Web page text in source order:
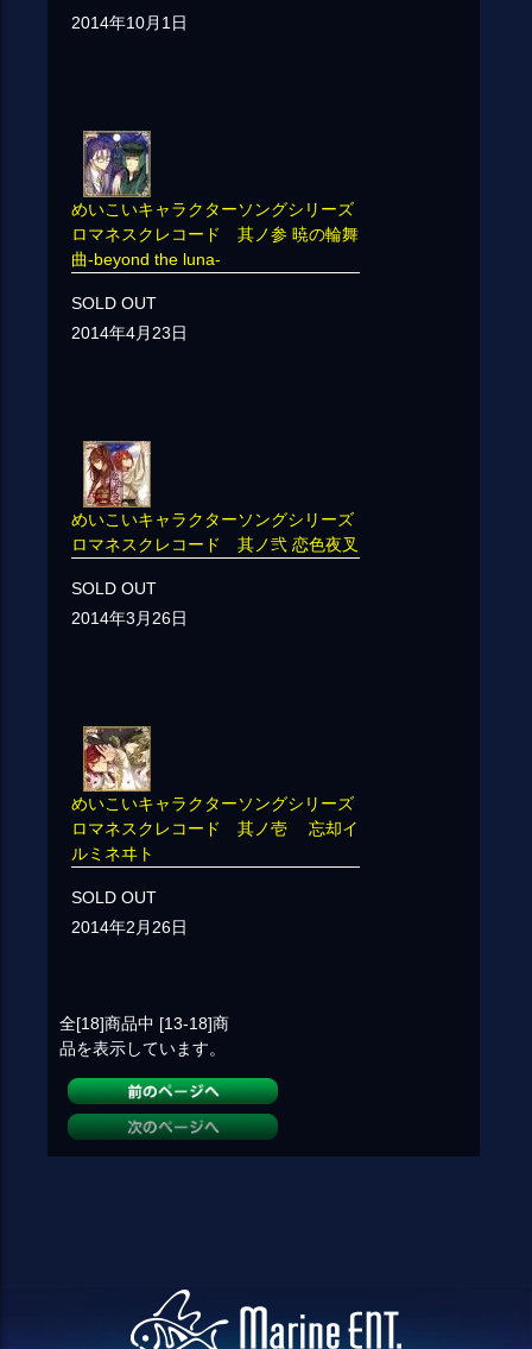
2014年10月1日
めいこいキャラクターソングシリーズ
ロマネスクレコード 其ノ参 暁の輪舞
曲-beyond the luna-
SOLD OUT
2014年4月23日
めいこいキャラクターソングシリーズ
ロマネスクレコード 其ノ弐 恋色夜叉
SOLD OUT
2014年3月26日
めいこいキャラクターソングシリーズ
ロマネスクレコード 其ノ壱 忘却イ
ルミネヰト
SOLD OUT
2014年2月26日
全[18]商品中 [13-18]商
品を表示しています。